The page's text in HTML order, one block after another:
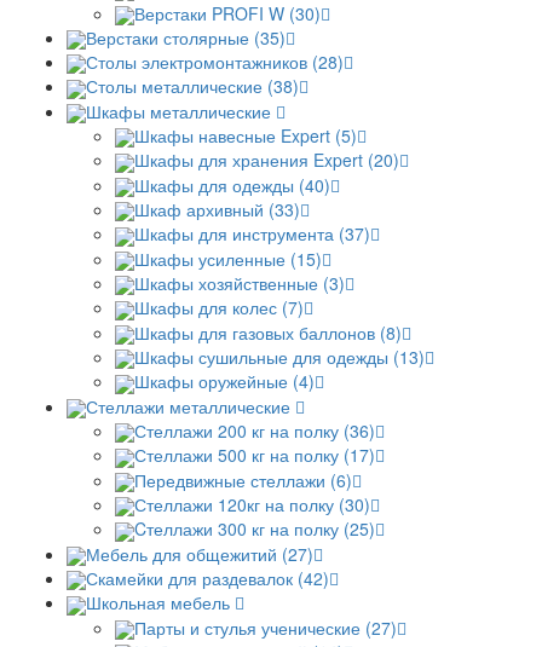
Верстаки PROFI W (30)
Верстаки столярные (35)
Столы электромонтажников (28)
Столы металлические (38)
Шкафы металлические
Шкафы навесные Expert (5)
Шкафы для хранения Expert (20)
Шкафы для одежды (40)
Шкаф архивный (33)
Шкафы для инструмента (37)
Шкафы усиленные (15)
Шкафы хозяйственные (3)
Шкафы для колес (7)
Шкафы для газовых баллонов (8)
Шкафы сушильные для одежды (13)
Шкафы оружейные (4)
Стеллажи металлические
Стеллажи 200 кг на полку (36)
Стеллажи 500 кг на полку (17)
Передвижные стеллажи (6)
Стеллажи 120кг на полку (30)
Cтеллажи 300 кг на полку (25)
Мебель для общежитий (27)
Скамейки для раздевалок (42)
Школьная мебель
Парты и стулья ученические (27)